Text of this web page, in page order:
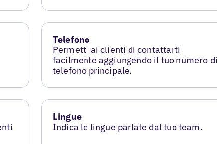
Telefono
Permetti ai clienti di contattarti
facilmente aggiungendo il tuo numero di
telefono principale.
Lingue
Indica le lingue parlate dal tuo team.